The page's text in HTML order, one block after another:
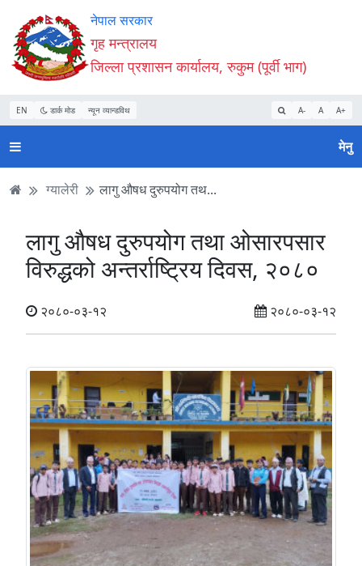
Accessibility
Mode
सुरु
गर्नुहोस्
सामाग्री
पढ्नुहाेस्
नेभिगेसन
पढ्नुहाेस्
वेबसाइट
खोजमा
जानुहोस्
नेपाल सरकार
गृह मन्त्रालय
जिल्ला प्रशासन कार्यालय, रुकुम (पूर्वी भाग)
EN डार्क मोड न्यून व्यान्डविथ A- A A+
मेनु
ग्यालेरी लागु औषध दुरुपयोग तथ...
लागु औषध दुरुपयोग तथा ओसारपसार
विरुद्धको अन्तर्राष्ट्रिय दिवस, २०८०
२०८०-०३-१२ २०८०-०३-१२